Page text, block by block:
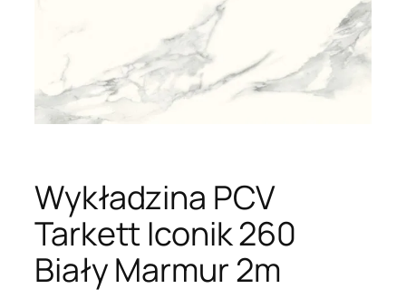
Wykładzina PCV
Tarkett Iconik 260
Biały Marmur 2m